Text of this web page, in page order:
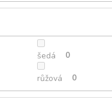
šedá 0
růžová 0